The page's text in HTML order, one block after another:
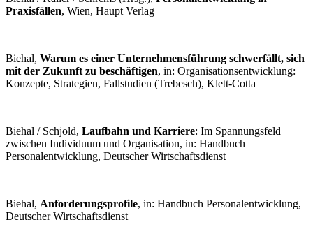
Praxisfällen, Wien, Haupt Verlag
Biehal, Warum es einer Unternehmensführung schwerfällt, sich
mit der Zukunft zu beschäftigen, in: Organisationsentwicklung:
Konzepte, Strategien, Fallstudien (Trebesch), Klett-Cotta
Biehal / Schjold, Laufbahn und Karriere: Im Spannungsfeld
zwischen Individuum und Organisation, in: Handbuch
Personalentwicklung, Deutscher Wirtschaftsdienst
Biehal, Anforderungsprofile, in: Handbuch Personalentwicklung,
Deutscher Wirtschaftsdienst